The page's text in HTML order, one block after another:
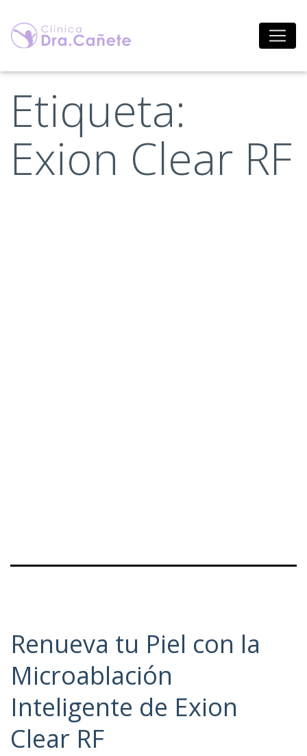
contenido
Etiqueta:
Exion Clear RF
Renueva tu Piel con la
Microablación
Inteligente de Exion
Clear RF